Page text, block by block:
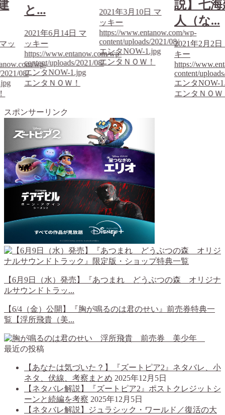
ッ
wp-
08/
と...
2021年6月14日 マ
ッキー
https://www.entanow.com/wp-
content/uploads/2021/08/
エンタNOW-1.jpg
エンタＮＯＷ！
2021年3月10日 マ
ッキー
https://www.entanow.com/wp-
content/uploads/2021/08/
エンタNOW-1.jpg
エンタＮＯＷ！
説】七
人（な...
2021年2月2日
キー
https://
content/
エンタNOW-
エンタＮＯＷ
スポンサーリンク
【6月9日（水）発売】『あつまれ どうぶつの森 オリジナ
ルサウンドトラッ...
【6/4（金）公開】『胸が鳴るのは君のせい』前売券特典一
覧【浮所飛貴（美...
最近の投稿
【あなたは気づいた？】『ズートピア2』ネタバレ、小
ネタ、伏線、考察まとめ 2025年12月5日
【ネタバレ解説】『ズートピア2』ポストクレジットシ
ーンと続編を考察 2025年12月5日
【ネタバレ解説】ジュラシック・ワールド／復活の大